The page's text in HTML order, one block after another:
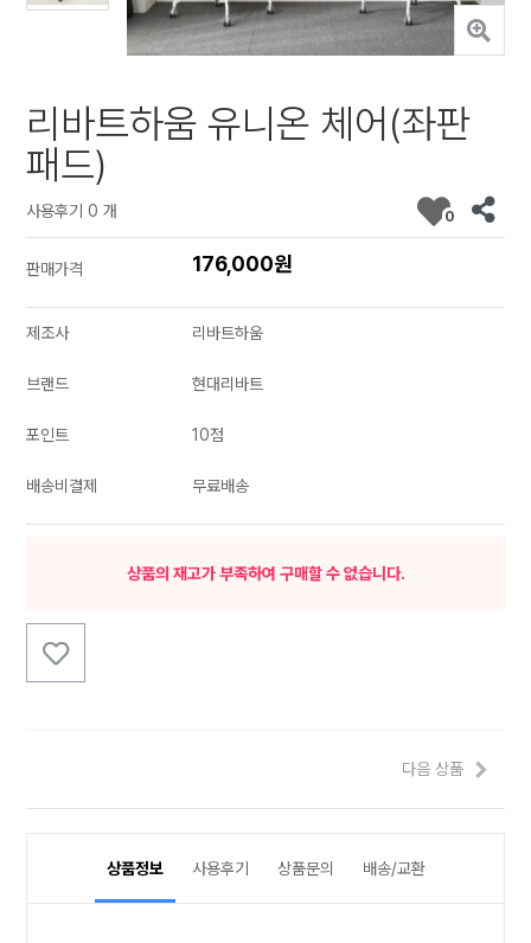
리바트하움 유니온 체어(좌판
패드)
사용후기 0 개 0
판매가격 176,000원
제조사 리바트하움
브랜드 현대리바트
포인트 10점
배송비결제 무료배송
상품의 재고가 부족하여 구매할 수 없습니다.
다음 상품
상품정보 사용후기 상품문의 배송/교환